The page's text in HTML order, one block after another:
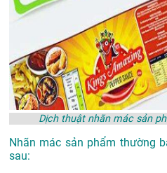
Dịch thuật nhãn mác sản
Nhãn mác sản phẩm thường
sau: